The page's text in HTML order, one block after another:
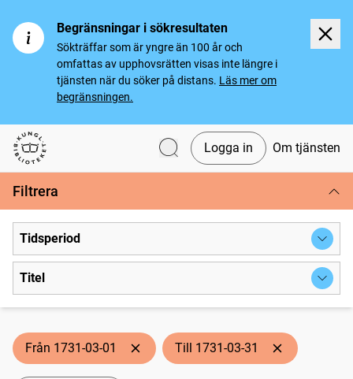
Begränsningar i sökresultaten
Sökträffar som är yngre än 100 år och
omfattas av upphovsrätten visas inte längre i
tjänsten när du söker på distans. Läs mer om
begränsningen.
Svenska tidningar
Logga in Om tjänsten
Filtrera
Tidsperiod
Titel
Från 1731-03-01 Till 1731-03-31